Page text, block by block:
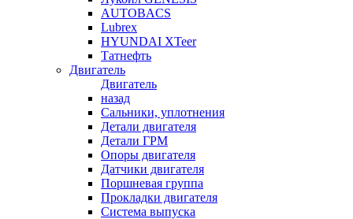
AUTOBACS
Lubrex
HYUNDAI XTeer
Татнефть
Двигатель
Двигатель
назад
Сальники, уплотнения
Детали двигателя
Детали ГРМ
Опоры двигателя
Датчики двигателя
Поршневая группа
Прокладки двигателя
Система выпуска